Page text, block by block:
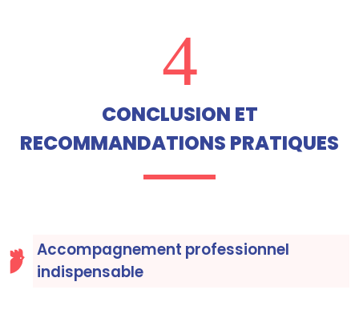
4
CONCLUSION ET
RECOMMANDATIONS PRATIQUES
Accompagnement professionnel
indispensable